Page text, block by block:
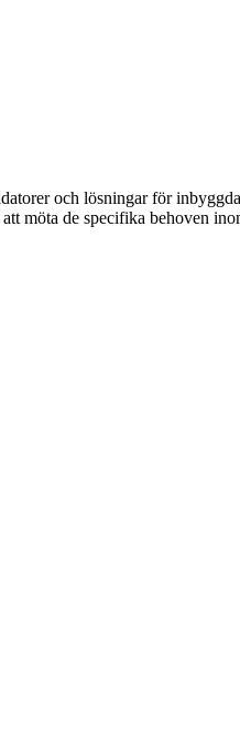
och lösningar för
möta de specifika behoven